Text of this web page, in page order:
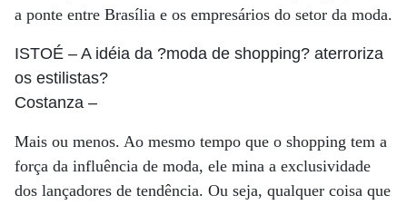
a ponte entre Brasília e os empresários do setor da moda.
ISTOÉ – A idéia da ?moda de shopping? aterroriza
os estilistas?
Costanza –
Mais ou menos. Ao mesmo tempo que o shopping tem a
força da influência de moda, ele mina a exclusividade
dos lançadores de tendência. Ou seja, qualquer coisa que